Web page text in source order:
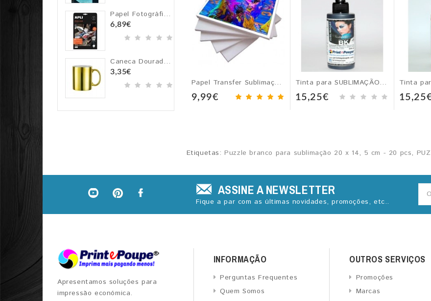
Papel Fotográfico APLI 170 g A4 Mate Branco - 20 folhas
6,89€
Caneca Dourada Espelhada Metalizada em Cerâmica p/ Sublimação
3,35€
Papel Transfer Sublimação, A4 ou A3
9,99€
Tinta para SUBLIMAÇÃO p/ Epson, Preto - 100 ml
15,25€
Etiquetas:Puzzle branco para sublimação 20 x 14, 5 cm - 20 pcs,
ASSINE A NEWSLETTER
Fique a par com as últimas novidades, promoções, etc..
Apresentamos soluções para
impressão económica.
INFORMAÇÃO
Perguntas Frequentes
Quem Somos
OUTROS SERVIÇOS
Promoções
Marcas